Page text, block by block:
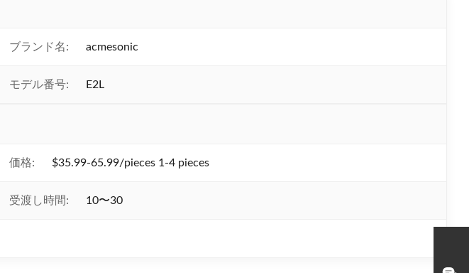
ブランド名: acmesonic
モデル番号: E2L
価格: $35.99-65.99/pieces 1-4 pieces
受渡し時間: 10〜30